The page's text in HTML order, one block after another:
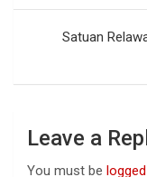
k
p
Satuan
Leave a
You must be